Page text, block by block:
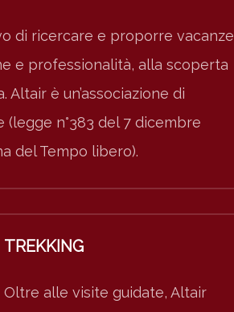
di ricercare e proporre vacanze
e professionalità, alla scoperta
è un’associazione di
(legge n°383 del 7 dicembre
del Tempo libero).
TREKKING
Oltre alle visite guidate, Altair